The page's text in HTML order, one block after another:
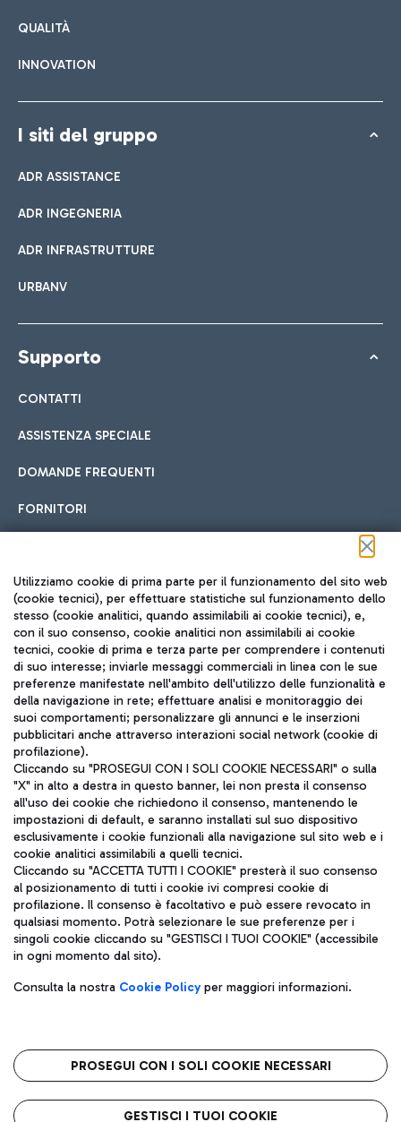
QUALITÀ
INNOVATION
I siti del gruppo
ADR ASSISTANCE
ADR INGEGNERIA
ADR INFRASTRUTTURE
URBANV
Supporto
CONTATTI
ASSISTENZA SPECIALE
DOMANDE FREQUENTI
FORNITORI
Seguici sui social
TRAVEL JOURNAL
ITA
Aeroporti di Roma S.p.A. - Società soggetta a direzione e
coordinamento di Mundys S.p.A.
Codice fiscale e Registro delle Imprese di Roma 13032990155 P.
IVA 06572251004
Capitale sociale 62.224.743,00 int. vers.
Sede legale: Via Pier Paolo Racchetti 1 - 00054 Fiumicino (RM)
telefono +39 06 65951
Privacy policy
Note legali
Roma FCO
L'aeroporto stellato
Utilizziamo cookie di prima parte per il funzionamento del sito web
(cookie tecnici), per effettuare statistiche sul funzionamento dello
stesso (cookie analitici, quando assimilabili ai cookie tecnici), e,
con il suo consenso, cookie analitici non assimilabili ai cookie
tecnici, cookie di prima e terza parte per comprendere i contenuti
di suo interesse; inviarle messaggi commerciali in linea con le sue
preferenze manifestate nell'ambito dell'utilizzo delle funzionalità e
della navigazione in rete; effettuare analisi e monitoraggio dei
suoi comportamenti; personalizzare gli annunci e le inserzioni
pubblicitari anche attraverso interazioni social network (cookie di
profilazione).
Cliccando su "PROSEGUI CON I SOLI COOKIE NECESSARI" o sulla
"X" in alto a destra in questo banner, lei non presta il consenso
all'uso dei cookie che richiedono il consenso, mantenendo le
impostazioni di default, e saranno installati sul suo dispositivo
esclusivamente i cookie funzionali alla navigazione sul sito web e i
cookie analitici assimilabili a quelli tecnici.
Cliccando su "ACCETTA TUTTI I COOKIE" presterà il suo consenso
al posizionamento di tutti i cookie ivi compresi cookie di
profilazione. Il consenso è facoltativo e può essere revocato in
qualsiasi momento. Potrà selezionare le sue preferenze per i
singoli cookie cliccando su "GESTISCI I TUOI COOKIE" (accessibile
in ogni momento dal sito).
Consulta la nostra Cookie Policyper maggiori informazioni.
PROSEGUI CON I SOLI COOKIE NECESSARI
GESTISCI I TUOI COOKIE